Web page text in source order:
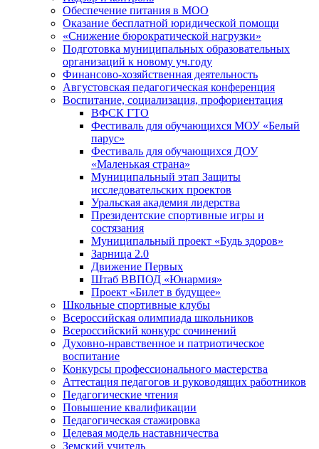
Обеспечение питания в МОО
Оказание бесплатной юридической помощи
«Снижение бюрократической нагрузки»
Подготовка муниципальных образовательных
организаций к новому уч.году
Финансово-хозяйственная деятельность
Августовская педагогическая конференция
Воспитание, социализация, профориентация
ВФСК ГТО
Фестиваль для обучающихся МОУ «Белый
парус»
Фестиваль для обучающихся ДОУ
«Маленькая страна»
Муниципальный этап Защиты
исследовательских проектов
Уральская академия лидерства
Президентские спортивные игры и
состязания
Муниципальный проект «Будь здоров»
Зарница 2.0
Движение Первых
Штаб ВВПОД «Юнармия»
Проект «Билет в будущее»
Школьные спортивные клубы
Всероссийская олимпиада школьников
Всероссийский конкурс сочинений
Духовно-нравственное и патриотическое
воспитание
Конкурсы профессионального мастерства
Аттестация педагогов и руководящих работников
Педагогические чтения
Повышение квалификации
Педагогическая стажировка
Целевая модель наставничества
Земский учитель